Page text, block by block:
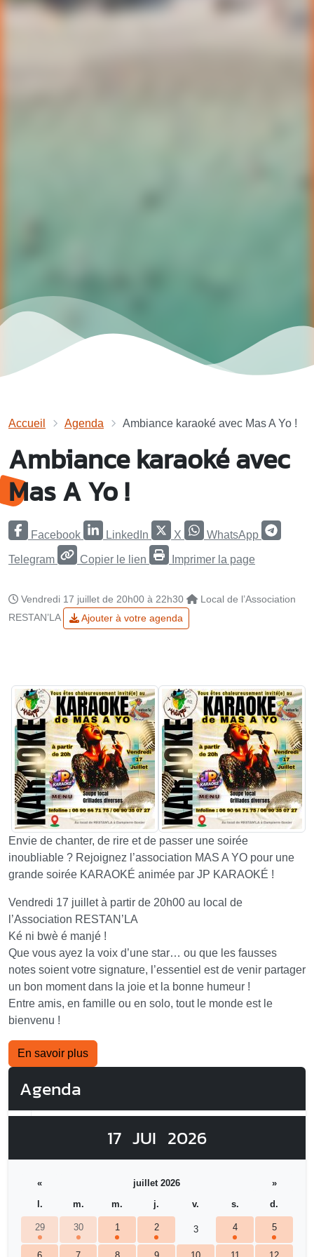
Accueil Agenda Ambiance karaoké avec Mas A Yo !
Ambiance karaoké avec
Mas A Yo !
Facebook LinkedIn X WhatsApp
Telegram Copier le lien Imprimer la page
Vendredi 17 juillet de 20h00 à 22h30
Local de l’Association
RESTAN’LA
Ajouter à votre agenda
Envie de chanter, de rire et de passer une soirée
inoubliable ? Rejoignez l’association MAS A YO pour une
grande soirée KARAOKÉ animée par JP KARAOKÉ !
Vendredi 17 juillet à partir de 20h00 au local de
l’Association RESTAN’LA
Ké ni bwè é manjé !
Que vous ayez la voix d’une star… ou que les fausses
notes soient votre signature, l’essentiel est de venir partager
un bon moment dans la joie et la bonne humeur !
Entre amis, en famille ou en solo, tout le monde est le
bienvenu !
En savoir plus
Agenda
17 JUI 2026
« juillet 2026
»
l.
m. m. j. v. s. d.
29 30 1 2 3 4 5